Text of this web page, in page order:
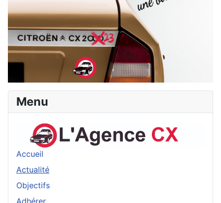
Menu
Accueil
Actualité
Objectifs
Adhérer